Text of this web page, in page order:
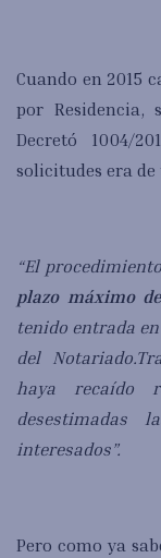
Cuando en 2015
por Residencia,
Decretó 1004/
solicitudes era de
“El
plazo máximo
tenido entrada
del Notariado.
haya recaído
desestimadas
interesados”.
Pero como ya